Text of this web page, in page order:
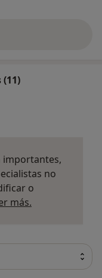
importantes,
no
o
más.